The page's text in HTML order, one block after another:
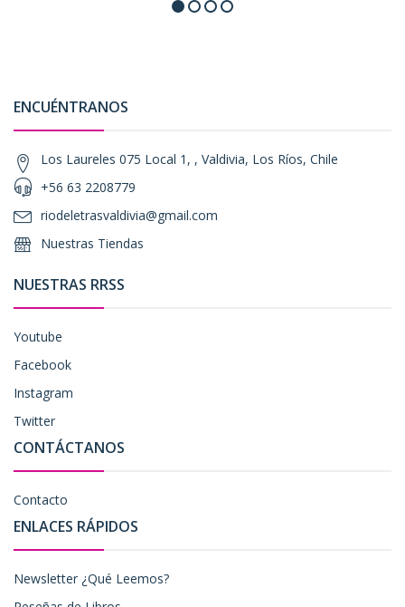
ENCUÉNTRANOS
Los Laureles 075 Local 1, , Valdivia, Los Ríos, Chile
+56 63 2208779
riodeletrasvaldivia@gmail.com
Nuestras Tiendas
NUESTRAS RRSS
Youtube
Facebook
Instagram
Twitter
CONTÁCTANOS
Contacto
ENLACES RÁPIDOS
Newsletter ¿Qué Leemos?